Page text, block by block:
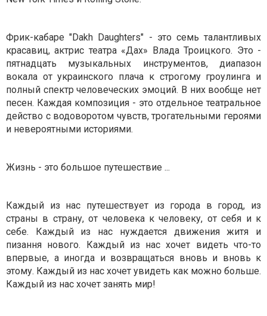
Фрик-кабаре "Dakh Daughters" - это семь талантливых
красавиц, актрис театра «Дах» Влада Троицкого. Это -
пятнадцать музыкальных инструментов, диапазон
вокала от украинского плача к строгому гроулинга и
полный спектр человеческих эмоций. В них вообще нет
песен. Каждая композиция - это отдельное театральное
действо с водоворотом чувств, трогательными героями
и невероятными историями.
Жизнь - это большое путешествие ...
Каждый из нас путешествует из города в город, из
страны в страну, от человека к человеку, от себя и к
себе. Каждый из нас нуждается движения житя и
пизання нового. Каждый из нас хочет видеть что-то
впервые, а иногда и возвращаться вновь и вновь к
этому. Каждый из нас хочет увидеть как можно больше.
Каждый из нас хочет занять мир!